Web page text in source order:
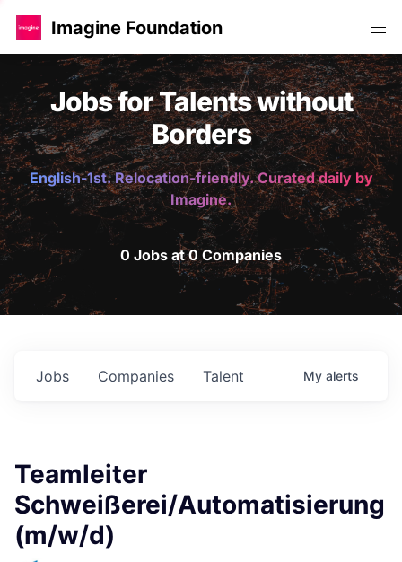
Imagine Foundation
Jobs for Talents without
Borders
English-1st. Relocation-friendly. Curated daily by
Imagine.
0 Jobs at 0 Companies
Jobs Companies Talent My alerts
Teamleiter
Schweißerei/Automatisierung
(m/w/d)